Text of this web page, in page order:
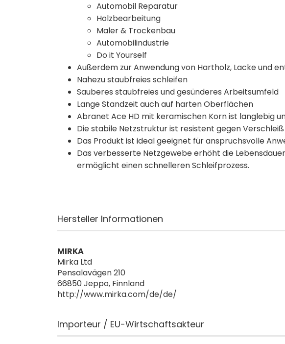
Automobil Reparatur
Holzbearbeitung
Maler & Trockenbau
Automobilindustrie
Do it Yourself
Außerdem zur Anwendung von Hartholz, Lacke und
Nahezu staubfreies schleifen
Sauberes staubfreies und gesünderes Arbeitsumfeld
Lange Standzeit auch auf harten Oberflächen
Abranet Ace HD mit keramischen Korn ist langlebig
Die stabile Netzstruktur ist resistent gegen
Das Produkt ist ideal geeignet für anspruchsvolle
Das verbesserte Netzgewebe erhöht die
ermöglicht einen schnelleren Schleifprozess.
Hersteller Informationen
MIRKA
Mirka Ltd
Pensalavägen 210
66850 Jeppo, Finnland
http://www.mirka.com/de/de/
Importeur / EU-Wirtschaftsakteur